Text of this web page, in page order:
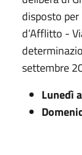
disposto per
d’Afflitto -
settembre
Lunedì